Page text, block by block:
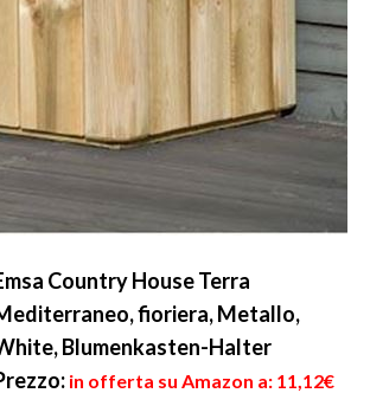
Country House Terra
fioriera, Metallo,
Blumenkasten-Halter
in offerta su Amazon a: 11,12€